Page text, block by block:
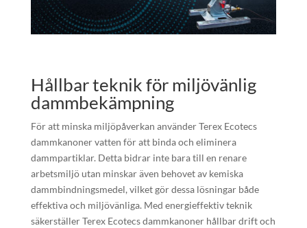
Hållbar teknik för miljövänlig
dammbekämpning
För att minska miljöpåverkan använder Terex Ecotecs
dammkanoner vatten för att binda och eliminera
dammpartiklar. Detta bidrar inte bara till en renare
arbetsmiljö utan minskar även behovet av kemiska
dammbindningsmedel, vilket gör dessa lösningar både
effektiva och miljövänliga. Med energieffektiv teknik
säkerställer Terex Ecotecs dammkanoner hållbar drift och